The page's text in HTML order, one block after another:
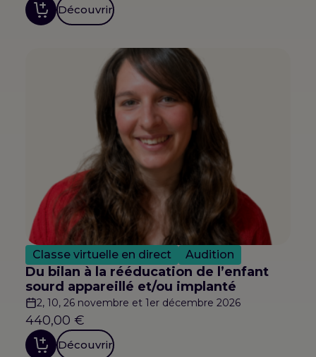
Découvrir
Classe virtuelle en direct Audition
Du bilan à la rééducation de l’enfant
sourd appareillé et/ou implanté
2, 10, 26 novembre et 1er décembre 2026
440,00 €
Découvrir